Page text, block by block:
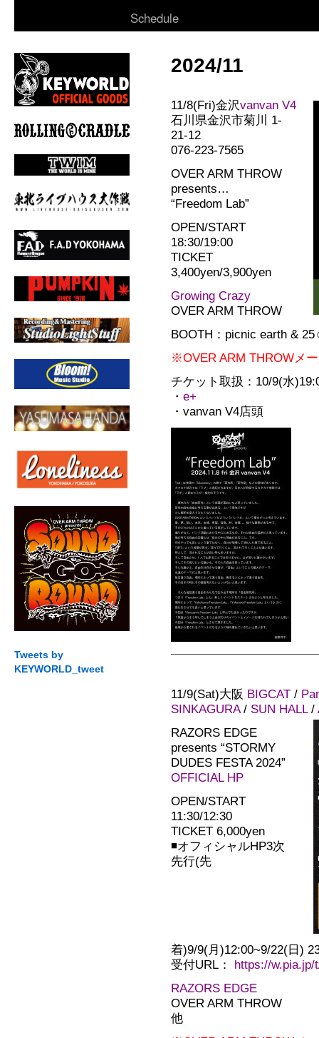
Schedule
Tweets by
KEYWORLD_tweet
2024/11
11/8(Fri)金沢vanvan V4
石川県金沢市菊川 1-
21-12
076-223-7565
OVER ARM THROW
presents…
“Freedom Lab”
OPEN/START
18:30/19:00
TICKET
3,400yen/3,900yen
Growing Crazy
OVER ARM THROW
BOOTH：picnic earth &
※OVER ARM THROWメ
チケット取扱：10/9(水
・ e+
・vanvan V4店頭
11/9(Sat)大阪 BIGCAT /
SINKAGURA/ SUN HALL/
RAZORS EDGE
presents “STORMY
DUDES FESTA 2024”
OFFICIAL HP
OPEN/START
11:30/12:30
TICKET 6,000yen
◾️オフィシャルHP3次
先行(先
着)9/9(月)12:00~9/22(日)
受付URL： https://
RAZORS EDGE
OVER ARM THROW
他